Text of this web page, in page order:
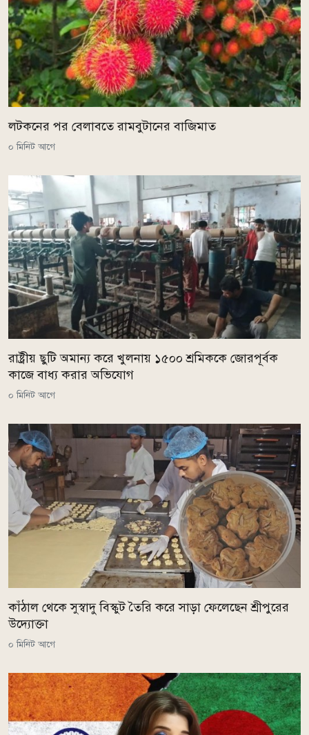
লটকনের পর বেলাবতে রামবুটানের বাজিমাত
০ মিনিট আগে
রাষ্ট্রীয় ছুটি অমান্য করে খুলনায় ১৫০০ শ্রমিককে জোরপূর্বক
কাজে বাধ্য করার অভিযোগ
০ মিনিট আগে
কাঁঠাল থেকে সুস্বাদু বিস্কুট তৈরি করে সাড়া ফেলেছেন শ্রীপুরের
উদ্যোক্তা
০ মিনিট আগে